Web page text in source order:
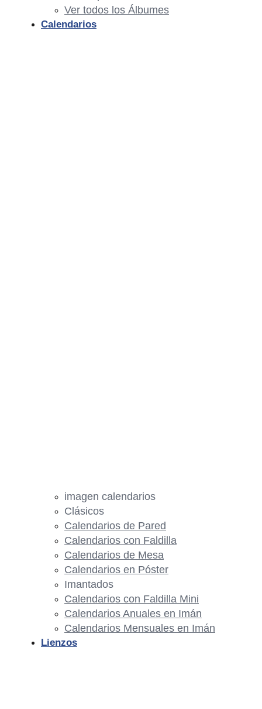
Ver todos los Álbumes
Calendarios
imagen calendarios
Clásicos
Calendarios de Pared
Calendarios con Faldilla
Calendarios de Mesa
Calendarios en Póster
Imantados
Calendarios con Faldilla Mini
Calendarios Anuales en Imán
Calendarios Mensuales en Imán
Lienzos